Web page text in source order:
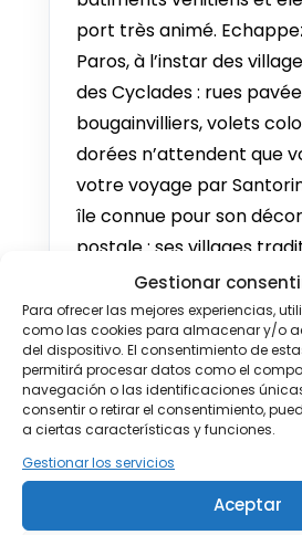
Gestionar
Para ofrecer las mejores experiencias,
como las cookies para almacenar y/o
del dispositivo. El consentimiento de
permitirá procesar datos como el
navegación o las identificaciones
consentir o retirar el consentimiento,
a ciertas características y funciones.
Gestionar los servicios
Aceptar
7 SEP - 17 SEP
8 SEP - 18 SEP
Desde €1.110
9 SEP - 19 SEP 2026
Desde €1.098
10 SEP - 20 SEP
11 SEP - 21 SEP 2026
Desde €1.100
12 SEP - 22 SEP
Desde €1.100
port très animé.
Paros, à l’instar des
des Cyclades : rues
bougainvilliers, volets
dorées n’attendent que
votre voyage par
île connue pour son
postale : ses villages
bord de la caldeira avec
troglodytes blanchies à
dômes bleus qui
DESTACADOS
Soyez prêt à
et visiter Athènes
anciennes villes du